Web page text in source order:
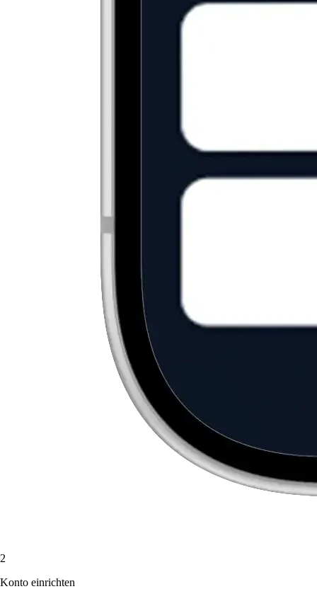
2
Konto einrichten